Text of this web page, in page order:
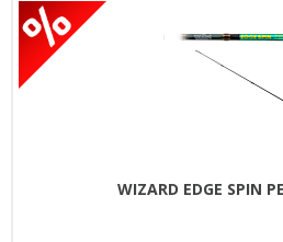
WIZARD EDGE SPIN